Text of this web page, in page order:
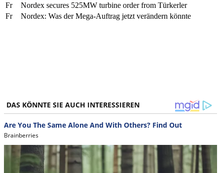
Fr
Nordex secures 525MW turbine order from Türkerler
Fr
Nordex: Was der Mega-Auftrag jetzt verändern könnte